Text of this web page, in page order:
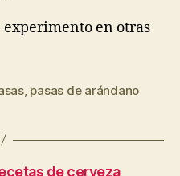
en otras
, pasas de arándano
de cerveza